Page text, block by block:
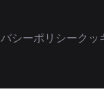
シーポリシークッ